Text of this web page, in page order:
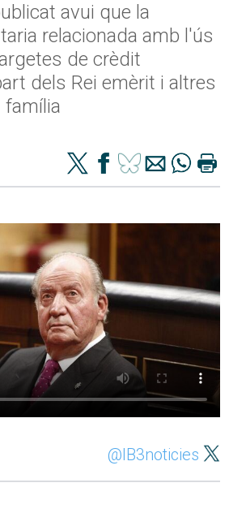
avui que la
relacionada amb l'ús
de crèdit
dels Rei emèrit i altres
família
@IB3noticies